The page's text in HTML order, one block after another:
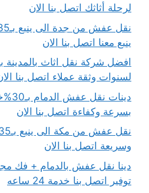
لرحلة أثاثك اتصل بنا الان
ينبع معنا اتصل بنا الان
لسنوات وثقة عملاء اتصل بنا
بسرعة وكفاءة اتصل بنا الان
وسريعة اتصل بنا الان
دينا نقل عفش بالدمام + فك
توفير اتصل بنا خدمة 24 ساعه